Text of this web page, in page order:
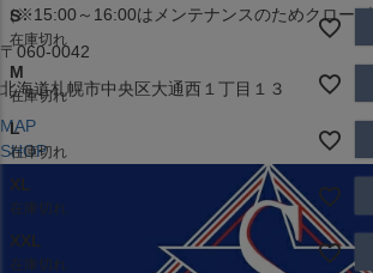
（※15:00～16:00はメンテナンスのためクロー
〒060-0042
北海道札幌市中央区大通西１丁目１３
MAP
SHOP
S
在庫切れ
M
在庫切れ
L
在庫切れ
XL
在庫切れ
XXL
在庫切れ